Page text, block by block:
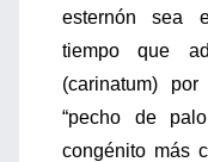
esternón sea
tiempo que
(carinatum)
“pecho de
congénito más